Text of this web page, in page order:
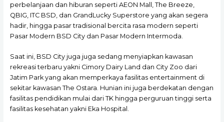
perbelanjaan dan hiburan seperti AEON Mall, The Breeze,
QBIG, ITC BSD, dan GrandLucky Superstore yang akan segera
hadir, hingga pasar tradisional bercita rasa modern seperti
Pasar Modern BSD City dan Pasar Modern Intermoda.
Saat ini, BSD City juga juga sedang menyiapkan kawasan
rekreasi terbaru yakni Cimory Dairy Land dan City Zoo dari
Jatim Park yang akan memperkaya fasilitas entertainment di
sekitar kawasan The Ostara. Hunian ini juga berdekatan dengan
fasilitas pendidikan mulai dari TK hingga perguruan tinggi serta
fasilitas kesehatan yakni Eka Hospital.